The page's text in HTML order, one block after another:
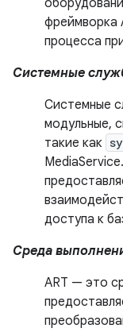
фреймворка
процесса
Системные
Системные
модульные,
такие как
доступа к
Среда
ART — это